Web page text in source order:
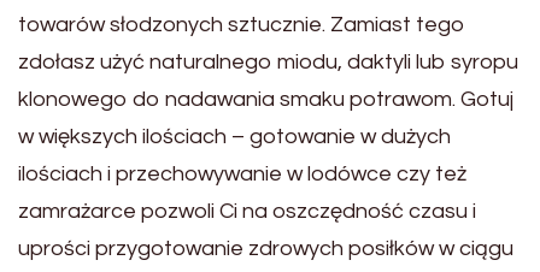
towarów słodzonych sztucznie. Zamiast tego
zdołasz użyć naturalnego miodu, daktyli lub syropu
klonowego do nadawania smaku potrawom. Gotuj
w większych ilościach – gotowanie w dużych
ilościach i przechowywanie w lodówce czy też
zamrażarce pozwoli Ci na oszczędność czasu i
uprości przygotowanie zdrowych posiłków w ciągu